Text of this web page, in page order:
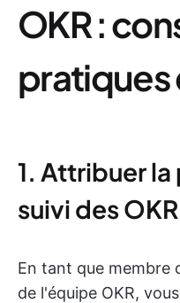
OKR :
pratiques
1. Attribuer
suivi des OKR
En tant que membre
de l'équipe OKR,